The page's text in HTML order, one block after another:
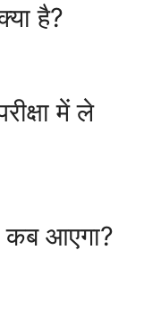
है?
में ले
आएगा?